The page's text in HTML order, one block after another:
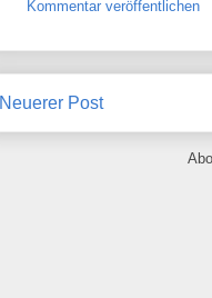
Kommentar veröffentlichen
Neuerer Post